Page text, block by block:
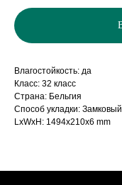
Влагостойкость: да
Класс: 32 класс
Страна: Бельгия
Способ укладки: Замковый
LxWxH: 1494x210x6 mm